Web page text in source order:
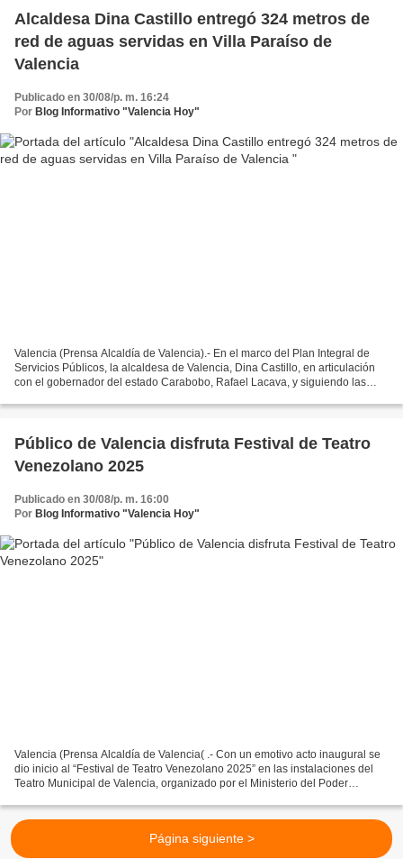
Alcaldesa Dina Castillo entregó 324 metros de
red de aguas servidas en Villa Paraíso de
Valencia
Publicado en 30/08/p. m. 16:24
Por Blog Informativo "Valencia Hoy"
Valencia (Prensa Alcaldía de Valencia).- En el marco del Plan Integral de
Servicios Públicos, la alcaldesa de Valencia, Dina Castillo, en articulación
con el gobernador del estado Carabobo, Rafael Lacava, y siguiendo las
Público de Valencia disfruta Festival de Teatro
Venezolano 2025
Publicado en 30/08/p. m. 16:00
Por Blog Informativo "Valencia Hoy"
Valencia (Prensa Alcaldía de Valencia( .- Con un emotivo acto inaugural se
dio inicio al “Festival de Teatro Venezolano 2025” en las instalaciones del
Teatro Municipal de Valencia, organizado por el Ministerio del Poder
Página siguiente >